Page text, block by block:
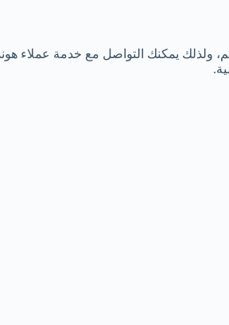
ولذلك يمكنك التواصل مع خدمة عملاء